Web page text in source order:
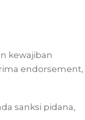
kewajiban
endorsement,
sanksi pidana,